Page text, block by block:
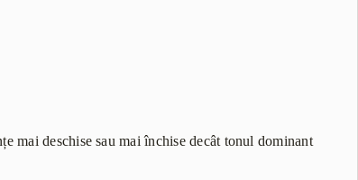
mai deschise sau mai închise decât tonul dominant